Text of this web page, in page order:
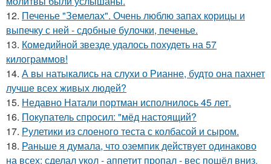
12. Печенье "Земелах". Очень люблю запах корицы и
выпечку с ней - сдобные булочки, печенье.
13. Комедийной звезде удалось похудеть на 57
килограммов!
14. А вы натыкались на слухи о Рианне, будто она пахнет
лучше всех живых людей?
15. Недавно Натали портман исполнилось 45 лет.
16. Покупатель спросил: "мёд настоящий?
17. Рулетики из слоеного теста с колбасой и сыром.
18. Раньше я думала, что оземпик действует одинаково
на всех: сделал укол - аппетит пропал - вес пошёл вниз.